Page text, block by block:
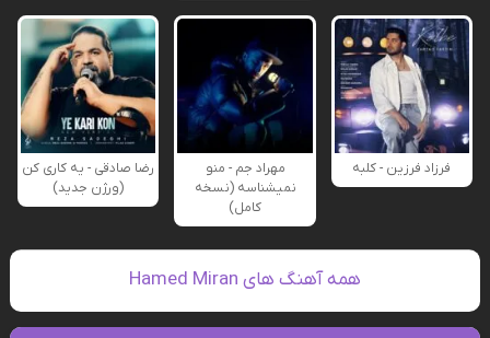
فرزاد فرزین - کلبه
مهراد جم - منو
نمیشناسه (نسخه
کامل)
رضا صادقی - یه کاری کن
(ورژن جدید)
همه آهنگ های Hamed Miran